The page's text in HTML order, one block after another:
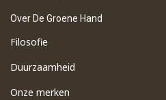
Over De Groene Hand
Filosofie
Duurzaamheid
Onze merken